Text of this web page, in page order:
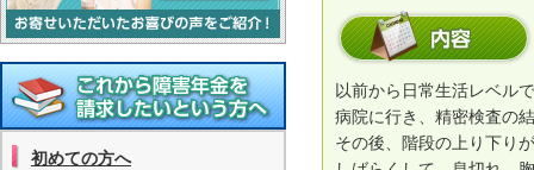
相談内容
以前から日常生活レベル
病院に行き、精密検査の
その後、階段の上り下り
これから障害年金を請求したいという方
初めての方へ